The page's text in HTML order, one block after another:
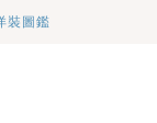
裝圖鑑